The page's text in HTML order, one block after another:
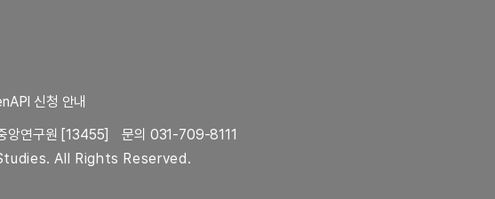
신청 안내
앙연구원 [13455]
문의 031-709-8111
All Rights Reserved.